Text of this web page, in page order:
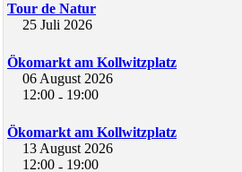
Tour de Natur
25 Juli 2026
Ökomarkt am Kollwitzplatz
06 August 2026
12:00 - 19:00
Ökomarkt am Kollwitzplatz
13 August 2026
12:00 - 19:00